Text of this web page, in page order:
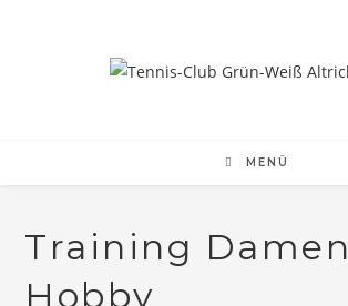
MENÜ
Training Damen
Hobby